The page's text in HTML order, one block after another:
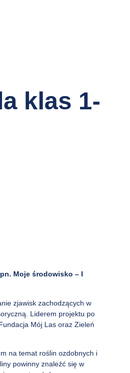
klas 1-
Moje środowisko – I
zjawisk zachodzących w
Liderem projektu po
Mój Las oraz Zieleń
na temat roślin ozdobnych i
powinny znaleźć się w